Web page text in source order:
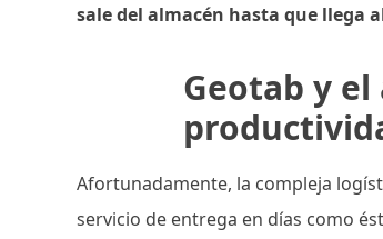
sale del almacén hasta que llega
Geotab y
Afortunadamente, la compleja
servicio de entrega en días como